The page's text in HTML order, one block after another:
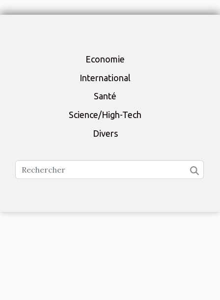
Economie
International
Santé
Science/High-Tech
Divers